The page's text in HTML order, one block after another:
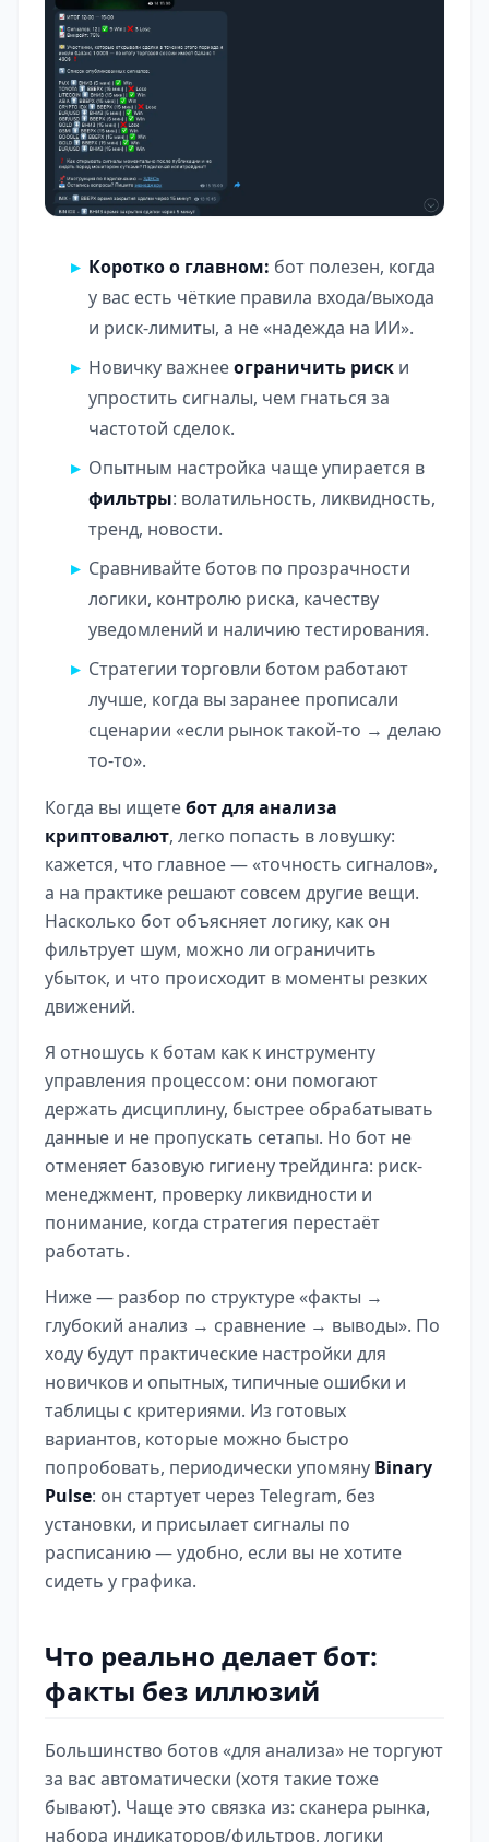
Коротко о главном: бот полезен, когда
у вас есть чёткие правила входа/выхода
и риск-лимиты, а не «надежда на ИИ».
Новичку важнееограничить риск и
упростить сигналы, чем гнаться за
частотой сделок.
Опытным настройка чаще упирается в
фильтры: волатильность, ликвидность,
тренд, новости.
Сравнивайте ботов по прозрачности
логики, контролю риска, качеству
уведомлений и наличию тестирования.
Стратегии торговли ботом работают
лучше, когда вы заранее прописали
сценарии «если рынок такой-то → делаю
то-то».
Когда вы ищетебот для анализа
криптовалют, легко попасть в ловушку:
кажется, что главное — «точность сигналов»,
а на практике решают совсем другие вещи.
Насколько бот объясняет логику, как он
фильтрует шум, можно ли ограничить
убыток, и что происходит в моменты резких
движений.
Я отношусь к ботам как к инструменту
управления процессом: они помогают
держать дисциплину, быстрее обрабатывать
данные и не пропускать сетапы. Но бот не
отменяет базовую гигиену трейдинга: риск-
менеджмент, проверку ликвидности и
понимание, когда стратегия перестаёт
работать.
Ниже — разбор по структуре «факты →
глубокий анализ → сравнение → выводы». По
ходу будут практические настройки для
новичков и опытных, типичные ошибки и
таблицы с критериями. Из готовых
вариантов, которые можно быстро
попробовать, периодически упомяну Binary
Pulse: он стартует через Telegram, без
установки, и присылает сигналы по
расписанию — удобно, если вы не хотите
сидеть у графика.
Что реально делает бот:
факты без иллюзий
Большинство ботов «для анализа» не торгуют
за вас автоматически (хотя такие тоже
бывают). Чаще это связка из: сканера рынка,
набора индикаторов/фильтров, логики